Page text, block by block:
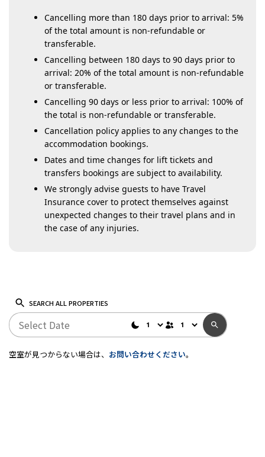
Cancelling more than 180 days prior to arrival: 5%
of the total amount is non-refundable or
transferable.
Cancelling between 180 days to 90 days prior to
arrival: 20% of the total amount is non-refundable
or transferable.
Cancelling 90 days or less prior to arrival: 100% of
the total is non-refundable or transferable.
Cancellation policy applies to any changes to the
accommodation bookings.
Dates and time changes for lift tickets and
transfers bookings are subject to availability.
We strongly advise guests to have Travel
Insurance cover to protect themselves against
unexpected changes to their travel plans and in
the case of any injuries.
SEARCH ALL PROPERTIES
空室が見つからない場合は、 お問い合わせください。